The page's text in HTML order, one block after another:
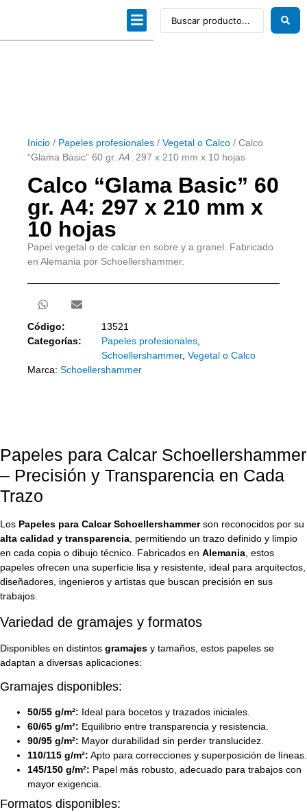
Inicio / Papeles profesionales / Vegetal o Calco / Calco
“Glama Basic” 60 gr. A4: 297 x 210 mm x 10 hojas
Calco “Glama Basic” 60
gr. A4: 297 x 210 mm x
10 hojas
Papel vegetal o de calcar en sobre y a granel. Fabricado
en Alemania por Schoellershammer.
Código:
13521
Categorías:
Papeles profesionales,
Schoellershammer, Vegetal o Calco
Marca: Schoellershammer
Papeles para Calcar Schoellershammer
– Precisión y Transparencia en Cada
Trazo
Los Papeles para Calcar Schoellershammerson reconocidos por su
alta calidad y transparencia, permitiendo un trazo definido y limpio
en cada copia o dibujo técnico. Fabricados en Alemania, estos
papeles ofrecen una superficie lisa y resistente, ideal para arquitectos,
diseñadores, ingenieros y artistas que buscan precisión en sus
trabajos.
Variedad de gramajes y formatos
Disponibles en distintos gramajes y tamaños, estos papeles se
adaptan a diversas aplicaciones:
Gramajes disponibles:
50/55 g/m²: Ideal para bocetos y trazados iniciales.
60/65 g/m²: Equilibrio entre transparencia y resistencia.
90/95 g/m²: Mayor durabilidad sin perder translucidez.
110/115 g/m²: Apto para correcciones y superposición de líneas.
145/150 g/m²: Papel más robusto, adecuado para trabajos con
mayor exigencia.
Formatos disponibles: